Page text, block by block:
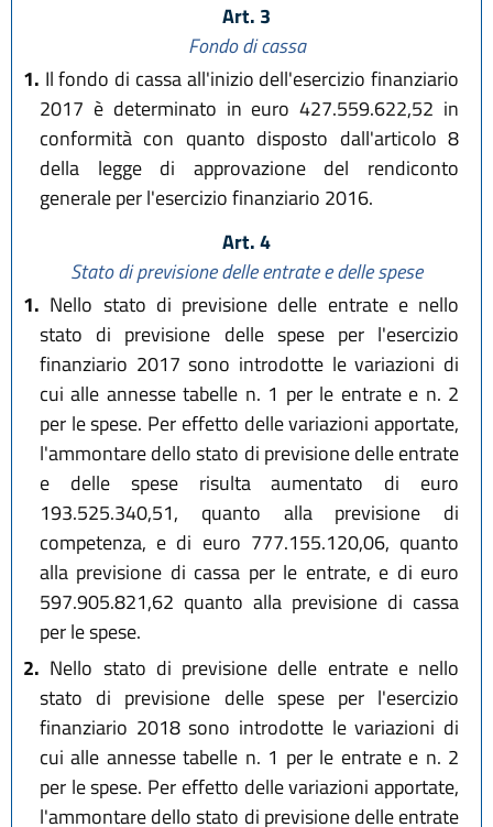
Art. 3
Fondo di cassa
1. Il fondo di cassa all'inizio dell'esercizio finanziario
2017 è determinato in euro 427.559.622,52 in
conformità con quanto disposto dall'articolo 8
della legge di approvazione del rendiconto
generale per l'esercizio finanziario 2016.
Art. 4
Stato di previsione delle entrate e delle spese
1. Nello stato di previsione delle entrate e nello
stato di previsione delle spese per l'esercizio
finanziario 2017 sono introdotte le variazioni di
cui alle annesse tabelle n. 1 per le entrate e n. 2
per le spese. Per effetto delle variazioni apportate,
l'ammontare dello stato di previsione delle entrate
e delle spese risulta aumentato di euro
193.525.340,51, quanto alla previsione di
competenza, e di euro 777.155.120,06, quanto
alla previsione di cassa per le entrate, e di euro
597.905.821,62 quanto alla previsione di cassa
per le spese.
2. Nello stato di previsione delle entrate e nello
stato di previsione delle spese per l'esercizio
finanziario 2018 sono introdotte le variazioni di
cui alle annesse tabelle n. 1 per le entrate e n. 2
per le spese. Per effetto delle variazioni apportate,
l'ammontare dello stato di previsione delle entrate